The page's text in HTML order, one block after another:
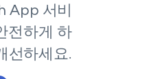
App 서비
전하게 하
선하세요.